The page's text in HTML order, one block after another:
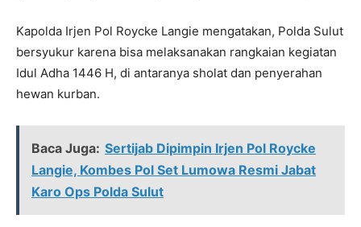
Kapolda Irjen Pol Roycke Langie mengatakan, Polda Sulut
bersyukur karena bisa melaksanakan rangkaian kegiatan
Idul Adha 1446 H, di antaranya sholat dan penyerahan
hewan kurban.
Baca Juga: Sertijab Dipimpin Irjen Pol Roycke
Langie, Kombes Pol Set Lumowa Resmi Jabat
Karo Ops Polda Sulut